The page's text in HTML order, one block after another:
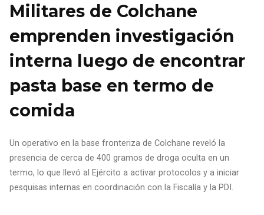
Militares de Colchane
emprenden investigación
interna luego de encontrar
pasta base en termo de
comida
Un operativo en la base fronteriza de Colchane reveló la
presencia de cerca de 400 gramos de droga oculta en un
termo, lo que llevó al Ejército a activar protocolos y a iniciar
pesquisas internas en coordinación con la Fiscalía y la PDI.